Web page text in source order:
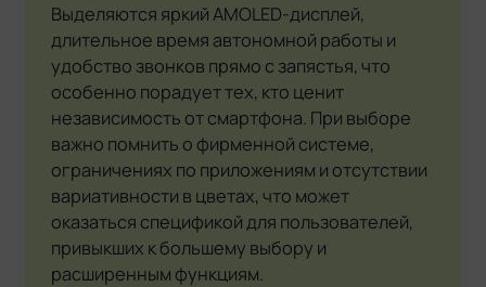
Выделяются яркий AMOLED-дисплей,
длительное время автономной работы и
удобство звонков прямо с запястья, что
особенно порадует тех, кто ценит
независимость от смартфона. При выборе
важно помнить о фирменной системе,
ограничениях по приложениям и отсутствии
вариативности в цветах, что может
оказаться спецификой для пользователей,
привыкших к большему выбору и
расширенным функциям.